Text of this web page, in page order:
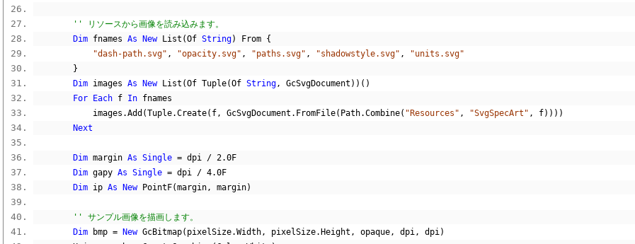
'' リソースから画像を読み込みます。
Dim fnames As New List (Of String) From {
"dash-path.svg" , "opacity.svg" , "paths.svg" , "shadowstyle.svg" ,
"units.svg"
}
Dim images As New List (Of Tuple(Of String, GcSvgDocument ))()
For
Each f In fnames
            images
.Add (Tuple.Create( f, GcSvgDocument . FromFile( Path.Combine( "Resources" , "SvgSpecArt" , f))))
Next
Dim margin As Single = dpi / 2.0F
Dim gapy As Single = dpi / 4.0F
Dim ip As New PointF(margin, margin)
'' サンプル画像を描画します。
Dim bmp = New GcBitmap( pixelSize.Width, pixelSize. Height , opaque, dpi, dpi)